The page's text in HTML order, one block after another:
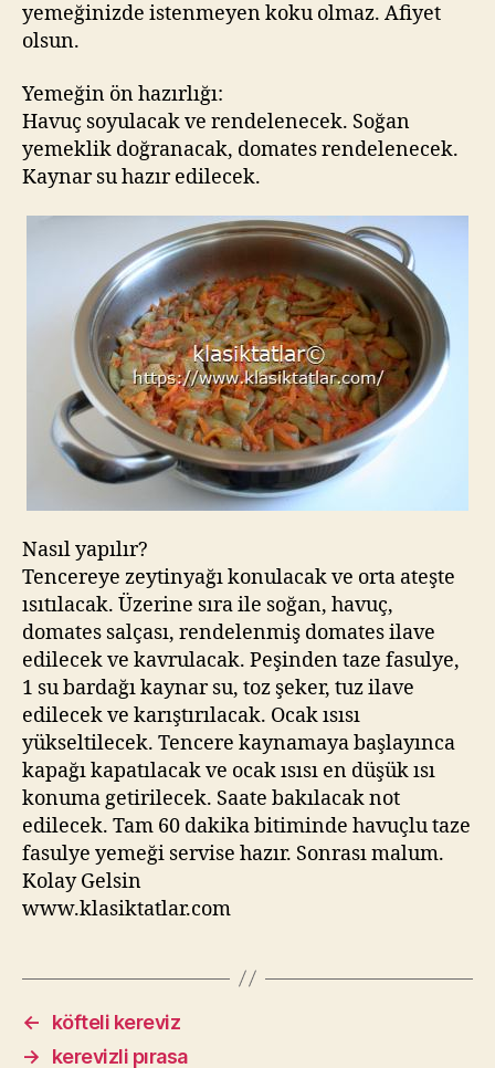
yemeğinizde istenmeyen koku olmaz. Afiyet
olsun.
Yemeğin ön hazırlığı:
Havuç soyulacak ve rendelenecek. Soğan
yemeklik doğranacak, domates rendelenecek.
Kaynar su hazır edilecek.
Nasıl yapılır?
Tencereye zeytinyağı konulacak ve orta ateşte
ısıtılacak. Üzerine sıra ile soğan, havuç,
domates salçası, rendelenmiş domates ilave
edilecek ve kavrulacak. Peşinden taze fasulye,
1 su bardağı kaynar su, toz şeker, tuz ilave
edilecek ve karıştırılacak. Ocak ısısı
yükseltilecek. Tencere kaynamaya başlayınca
kapağı kapatılacak ve ocak ısısı en düşük ısı
konuma getirilecek. Saate bakılacak not
edilecek. Tam 60 dakika bitiminde havuçlu taze
fasulye yemeği servise hazır. Sonrası malum.
Kolay Gelsin
www.klasiktatlar.com
←
köfteli kereviz
→
kerevizli pırasa